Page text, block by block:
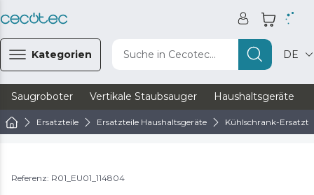
Kategorien Suche in Cecotec... DE
Saugroboter Vertikale Staubsauger Haushaltsgeräte
Ersatzteile Ersatzteile Haushaltsgeräte Kühlschrank-
Referenz: R01_EU01_114804